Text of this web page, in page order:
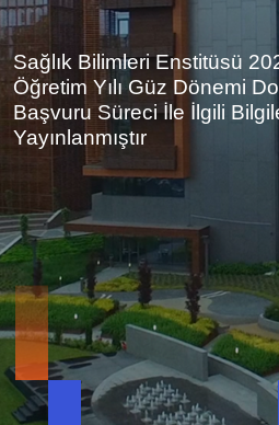
Sağlık Bilimleri Enstitüsü
Öğretim Yılı Güz Dönemi
Başvuru Süreci İle İlgili
Yayınlanmıştır